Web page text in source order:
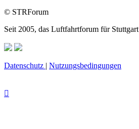
© STRForum
Seit 2005, das Luftfahrtforum für Stuttgart
Datenschutz Nutzungsbedingungen